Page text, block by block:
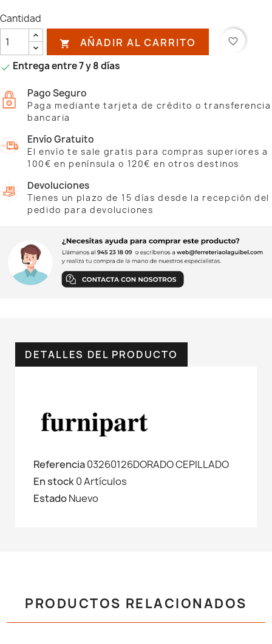
Cantidad
 AÑADIR AL CARRITO favorite_border
 Entrega entre 7 y 8 días
Pago Seguro
Paga mediante tarjeta de crédito o transferencia
bancaria
Envío Gratuito
El envío te sale gratis para compras superiores a
100€ en península o 120€ en otros destinos
Devoluciones
Tienes un plazo de 15 días desde la recepción del
pedido para devoluciones
DETALLES DEL PRODUCTO
Referencia03260126DORADO CEPILLADO
En stock0 Artículos
EstadoNuevo
PRODUCTOS RELACIONADOS